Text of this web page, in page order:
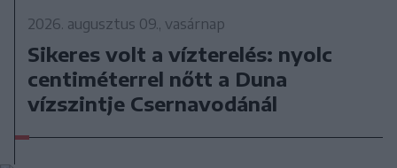
2026. augusztus 09., vasárnap
Sikeres volt a vízterelés: nyolc
centiméterrel nőtt a Duna
vízszintje Csernavodánál